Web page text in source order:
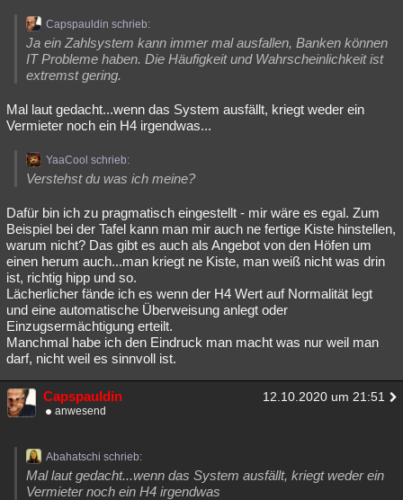
Capspauldin schrieb:
Ja ein Zahlsystem kann immer mal ausfallen, Banken können
IT Probleme haben. Die Häufigkeit und Wahrscheinlichkeit ist
extremst gering.
Mal laut gedacht...wenn das System ausfällt, kriegt weder ein
Vermieter noch ein H4 irgendwas...
YaaCool schrieb:
Verstehst du was ich meine?
Dafür bin ich zu pragmatisch eingestellt - mir wäre es egal. Zum
Beispiel bei der Tafel kann man mir auch ne fertige Kiste hinstellen,
warum nicht? Das gibt es auch als Angebot von den Höfen um
einen herum auch...man kriegt ne Kiste, man weiß nicht was drin
ist, richtig hipp und so.
Lächerlicher fände ich es wenn der H4 Wert auf Normalität legt
und eine automatische Überweisung anlegt oder
Einzugsermächtigung erteilt.
Manchmal habe ich den Eindruck man macht was nur weil man
darf, nicht weil es sinnvoll ist.
Capspauldin 12.10.2020 um 21:51
anwesend
Abahatschi schrieb:
Mal laut gedacht...wenn das System ausfällt, kriegt weder ein
Vermieter noch ein H4 irgendwas